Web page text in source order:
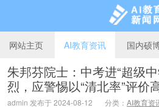
AI教育新闻
网站主页 AI教育资讯 国内硕
朱邦芬院士：中考进“超级
烈，应警惕以“清北率”评价
admin 发布于 2024-08-12 分类： AI教育资